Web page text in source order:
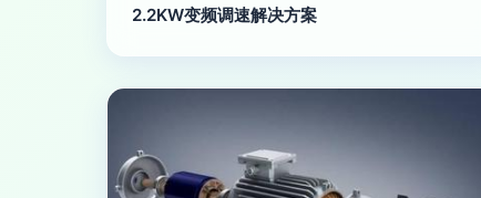
2.2KW变频调速解决方案